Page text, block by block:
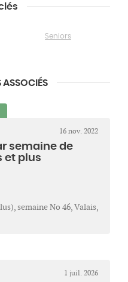
Seniors
ASSOCIÉS
16 nov. 2022
semaine de
et plus
semaine No 46, Valais,
1 juil. 2026